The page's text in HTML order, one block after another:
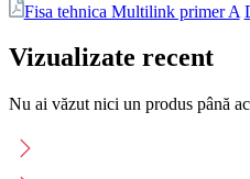
Fisa tehnica Multilink primer A
Vizualizate recent
Nu ai văzut nici un produs până